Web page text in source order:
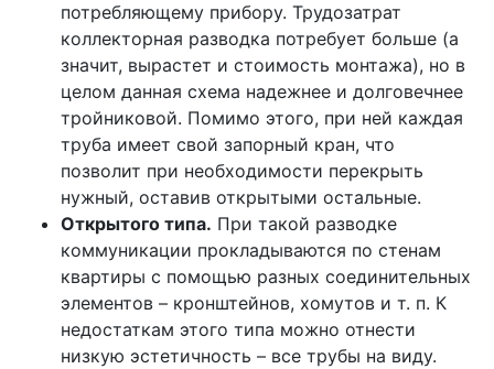
потребляющему прибору. Трудозатрат
коллекторная разводка потребует больше (а
значит, вырастет и стоимость монтажа), но в
целом данная схема надежнее и долговечнее
тройниковой. Помимо этого, при ней каждая
труба имеет свой запорный кран, что
позволит при необходимости перекрыть
нужный, оставив открытыми остальные.
Открытого типа. При такой разводке
коммуникации прокладываются по стенам
квартиры с помощью разных соединительных
элементов – кронштейнов, хомутов и т. п. К
недостаткам этого типа можно отнести
низкую эстетичность – все трубы на виду.